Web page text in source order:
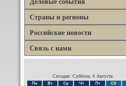
Страны и регионы
Российские новости
Связь с нами
Сегодня: Суббота, 8 Августа
Пн Вт Ср Чт Пт Сб